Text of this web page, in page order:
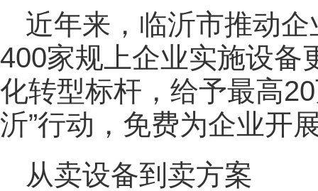
近年来，临沂市推动
400家规上企业实施设备
化转型标杆，给予最高
沂”行动，免费为企业开
从卖设备到卖方案